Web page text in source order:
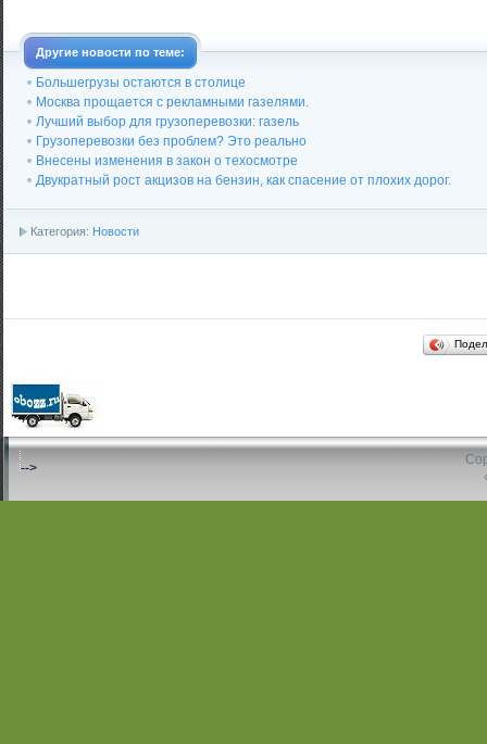
Другие новости по теме:
Большегрузы остаются в столице
Москва прощается с рекламными газелями.
Лучший выбор для грузоперевозки: газель
Грузоперевозки без проблем? Это реально
Внесены изменения в закон о техосмотре
Двукратный рост акцизов на бензин, как спасение от плохих дорог.
Категория: Новости
-->